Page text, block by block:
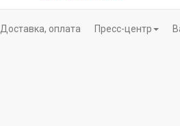
Доставка, оплата Пресс-центр